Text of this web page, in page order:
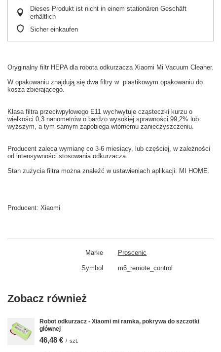
Dieses Produkt ist nicht in einem stationären Geschäft
erhältlich
Sicher einkaufen
Oryginalny filtr HEPA dla robota odkurzacza Xiaomi Mi Vacuum Cleaner.
W opakowaniu znajdują się dwa filtry w plastikowym opakowaniu do
kosza zbierającego.
Klasa filtra przeciwpyłowego E11 wychwytuje cząsteczki kurzu o
wielkości 0,3 nanometrów o bardzo wysokiej sprawności 99,2% lub
wyższym, a tym samym zapobiega wtórnemu zanieczyszczeniu.
Producent zaleca wymianę co 3-6 miesiący, lub częściej, w zależności
od intensywności stosowania odkurzacza.
Stan zużycia filtra można znaleźć w ustawieniach aplikacji: MI HOME.
Producent: Xiaomi
Marke Proscenic
Symbol m6_remote_control
Zobacz również
Robot odkurzacz - Xiaomi mi ramka, pokrywa do szczotki
głównej
46,48 € / szt.